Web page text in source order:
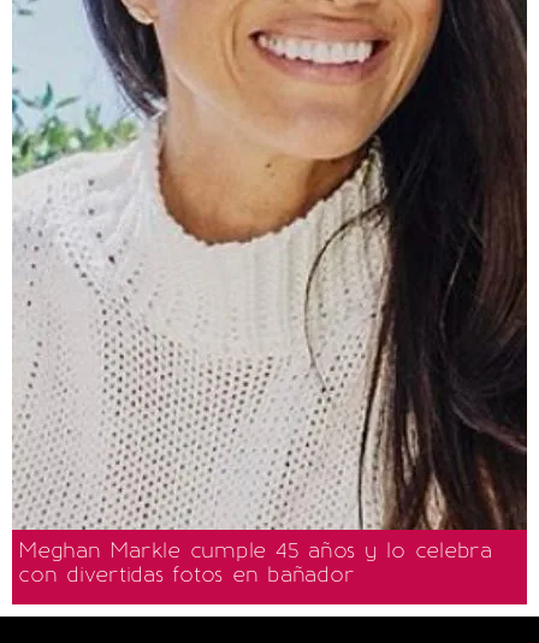
Meghan Markle cumple 45 años y lo celebra
con divertidas fotos en bañador